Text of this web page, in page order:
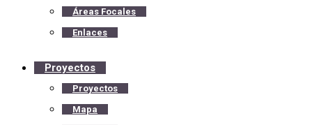
Áreas Focales
Enlaces
Proyectos
Proyectos
Mapa